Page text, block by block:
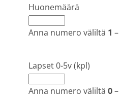
PP
slash
VVVV
Huonemäärä
Anna numero väliltä 1 –
Lapset 0-5v (kpl)
Anna numero väliltä 0–